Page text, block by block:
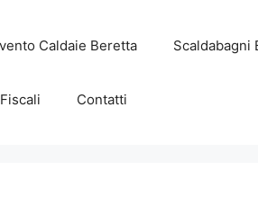
Caldaie Beretta Scaldabagni
Contatti